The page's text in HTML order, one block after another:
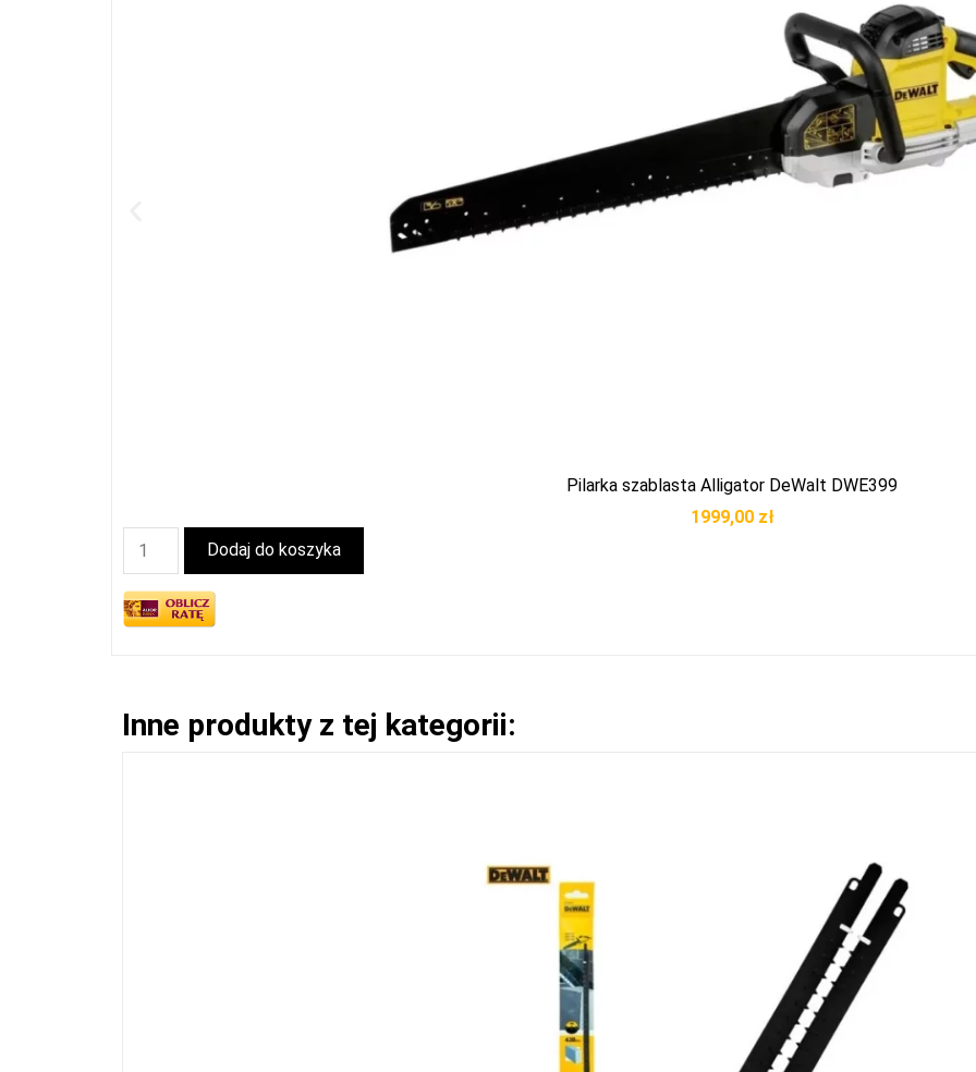
Pilarka szablasta Alligator DeWalt DWE399
1999,00 zł
Dodaj do koszyka
Inne produkty z tej kategorii: